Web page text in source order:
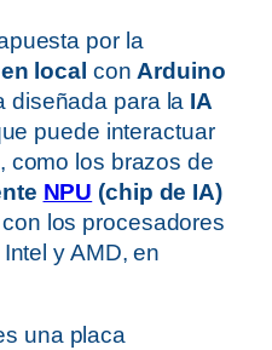
por la
en local con Arduino
diseñada para la IA
puede interactuar
como los brazos de
NPU (chip de IA)
los procesadores
y AMD, en
una placa